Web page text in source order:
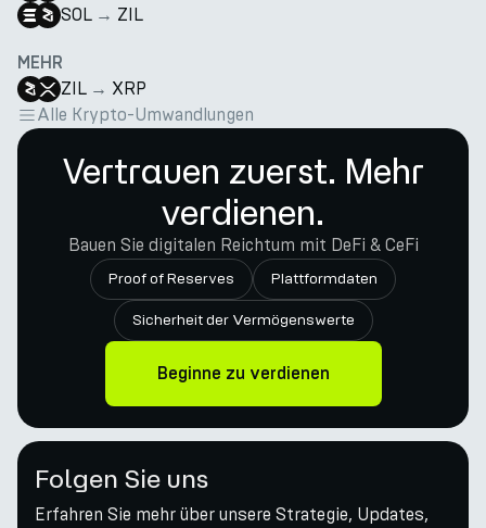
SOL → ZIL
MEHR
ZIL → XRP
Alle Krypto-Umwandlungen
Vertrauen zuerst. Mehr
verdienen.
Bauen Sie digitalen Reichtum mit DeFi & CeFi
Proof of Reserves Plattformdaten
Sicherheit der Vermögenswerte
Beginne zu verdienen
Folgen Sie uns
Erfahren Sie mehr über unsere Strategie, Updates,